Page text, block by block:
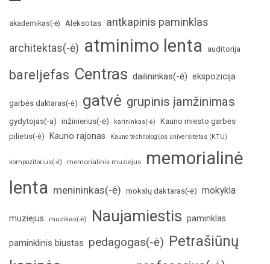
akademikas(-ė) Aleksotas antkapinis paminklas
architektas(-ė) atminimo lenta auditorija
bareljefas Centras dailininkas(-ė) ekspozicija
garbės daktaras(-ė) gatvė grupinis įamžinimas
gydytojas(-a) inžinierius(-ė) karininkas(-ė)
Kauno miesto garbės
pilietis(-ė)
Kauno rajonas Kauno technologijos universitetas (KTU)
kompozitorius(-ė) memorialinis muziejus
memorialinė
lenta menininkas(-ė) mokslų daktaras(-ė) mokykla
muziejus muzikas(-ė) Naujamiestis paminklas
paminklinis biustas pedagogas(-ė) Petrašiūnų